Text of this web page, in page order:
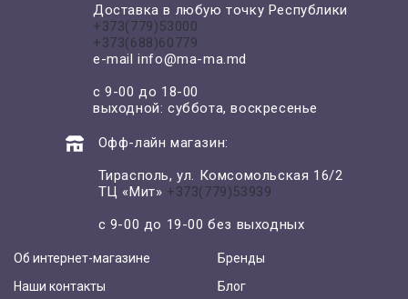
Доставка в любую точку Республики
+373(779)53000
+373(688)60779
e-mailinfo@ma-ma.md
с 9-00 до 18-00
выходной: суббота, воскресенье
Офф-лайн магазин:
Тирасполь, ул. Комсомольская 16/2
ТЦ «Мит» +373(779)53939
с 9-00 до 19-00 без выходных
Об интернет-магазине
Наши контакты
Бренды
Блог